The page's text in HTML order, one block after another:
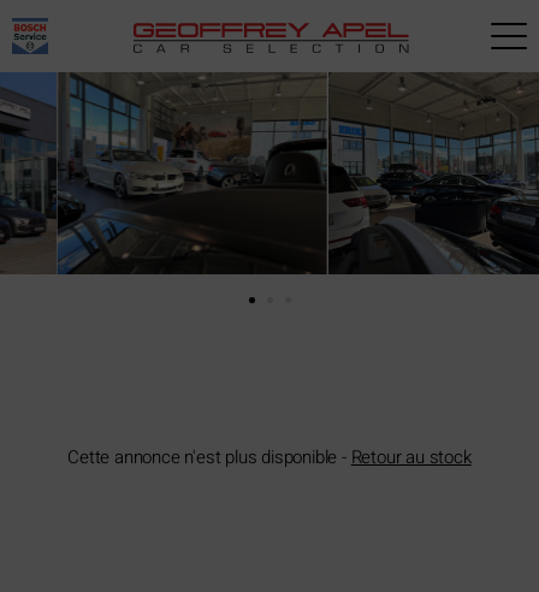
Cette annonce n'est plus disponible - Retour au stock